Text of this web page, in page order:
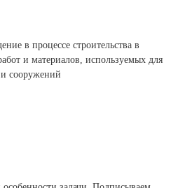
в процессе строительства в
и материалов, используемых для
сооружений